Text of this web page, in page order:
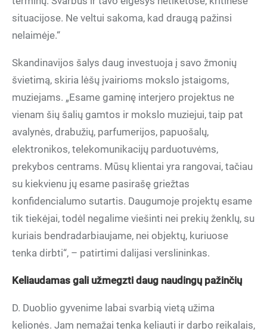
situacijose. Ne veltui sakoma, kad draugą pažinsi
nelaimėje.“
Skandinavijos šalys daug investuoja į savo žmonių
švietimą, skiria lėšų įvairioms mokslo įstaigoms,
muziejams. „Esame gaminę interjero projektus ne
vienam šių šalių gamtos ir mokslo muziejui, taip pat
avalynės, drabužių, parfumerijos, papuošalų,
elektronikos, telekomunikacijų parduotuvėms,
prekybos centrams. Mūsų klientai yra rangovai, tačiau
su kiekvienu jų esame pasirašę griežtas
konfidencialumo sutartis. Daugumoje projektų esame
tik tiekėjai, todėl negalime viešinti nei prekių ženklų, su
kuriais bendradarbiaujame, nei objektų, kuriuose
tenka dirbti“, – patirtimi dalijasi verslininkas.
Keliaudamas gali užmegzti daug naudingų pažinčių
D. Duoblio gyvenime labai svarbią vietą užima
kelionės. Jam nemažai tenka keliauti ir darbo reikalais,